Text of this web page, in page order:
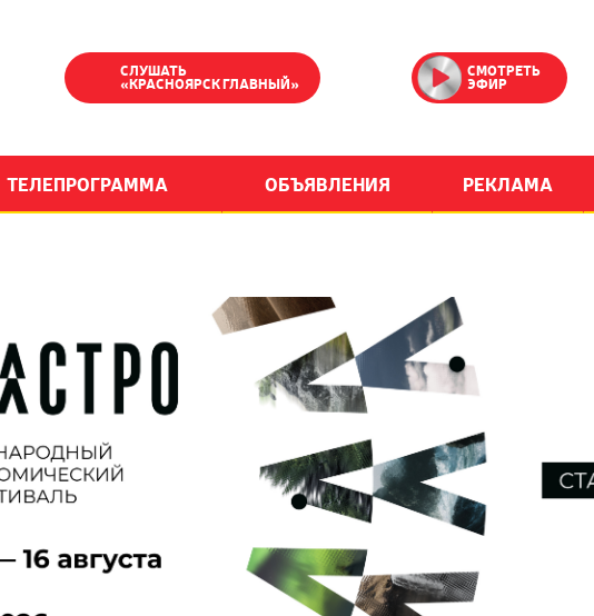
СЛУШАТЬ
«КРАСНОЯРСК ГЛАВНЫЙ»
СМОТРЕТЬ
ЭФИР
ТЕЛЕПРОГРАММА ОБЪЯВЛЕНИЯ РЕКЛАМА